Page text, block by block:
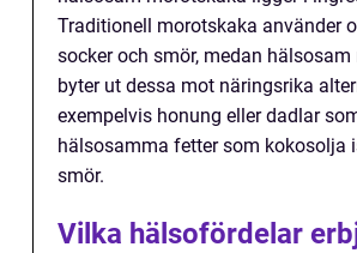
Traditionell morotskaka använder
socker och smör, medan
byter ut dessa mot näringsrika
exempelvis honung eller dadlar
hälsosamma fetter som kokosolja
smör.
Vilka hälsofördelar